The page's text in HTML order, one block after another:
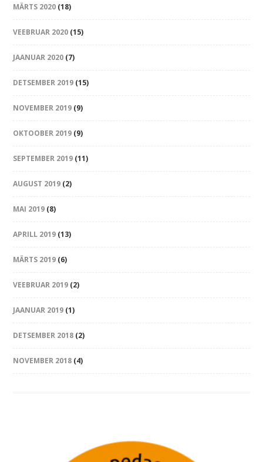
MÄRTS 2020 (18)
VEEBRUAR 2020 (15)
JAANUAR 2020 (7)
DETSEMBER 2019 (15)
NOVEMBER 2019 (9)
OKTOOBER 2019 (9)
SEPTEMBER 2019 (11)
AUGUST 2019 (2)
MAI 2019 (8)
APRILL 2019 (13)
MÄRTS 2019 (6)
VEEBRUAR 2019 (2)
JAANUAR 2019 (1)
DETSEMBER 2018 (2)
NOVEMBER 2018 (4)